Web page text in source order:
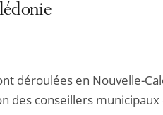
déroulées en Nouvelle-
des conseillers municipaux